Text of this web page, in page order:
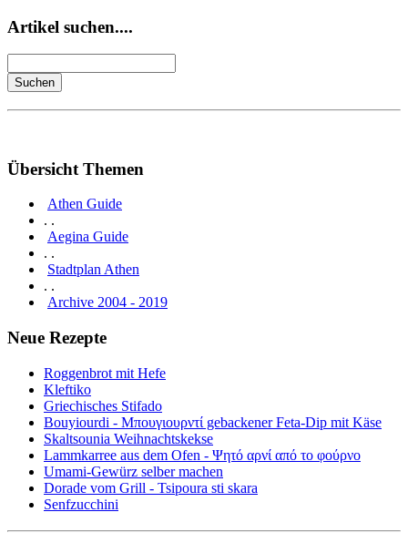
Artikel suchen....
Übersicht Themen
Athen Guide
. .
Aegina Guide
. .
Stadtplan Athen
. .
Archive 2004 - 2019
Neue Rezepte
Roggenbrot mit Hefe
Kleftiko
Griechisches Stifado
Bouyiourdi - Μπουγιουρντί gebackener Feta-Dip mit Käse
Skaltsounia Weihnachtskekse
Lammkarree aus dem Ofen - Ψητό αρνί από το φούρνο
Umami-Gewürz selber machen
Dorade vom Grill - Tsipoura sti skara
Senfzucchini